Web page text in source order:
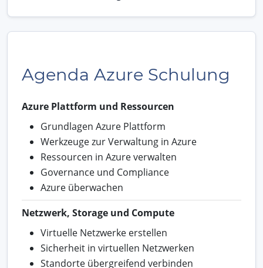
Agenda Azure Schulung
Azure Plattform und Ressourcen
Grundlagen Azure Plattform
Werkzeuge zur Verwaltung in Azure
Ressourcen in Azure verwalten
Governance und Compliance
Azure überwachen
Netzwerk, Storage und Compute
Virtuelle Netzwerke erstellen
Sicherheit in virtuellen Netzwerken
Standorte übergreifend verbinden